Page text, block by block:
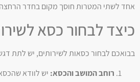
אחד לשתי המטרות חוסך מקום בחדר
כיצד לבחור כסא
בבואכם לבחור כסאות לשירותים, יש לתת
רוחב המושב והכסא: יש לוודא